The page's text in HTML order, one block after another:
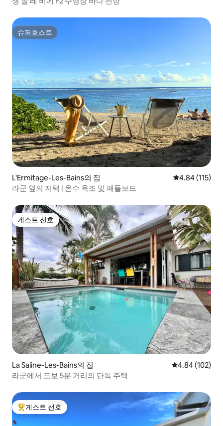
슈퍼호스트
슈퍼호스트
L'Ermitage-Les-Bains의 집 평점 4.84점(5
4.84 (115)
라군 옆의 저택 | 온수 욕조 및 패들보드
게스트 선호
게스트 선호
La Saline-Les-Bains의 집 평점 4.84점(5
4.84 (102)
라군에서 도보 5분 거리의 단독 주택
상위 게스트 선호
게스트 선호